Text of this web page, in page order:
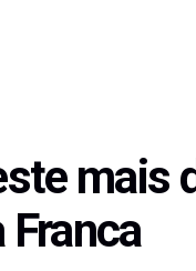
mais
Franca